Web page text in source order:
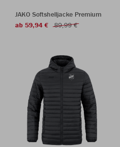
JAKO Softshelljacke Premium
ab 59,94 €
89,99 €